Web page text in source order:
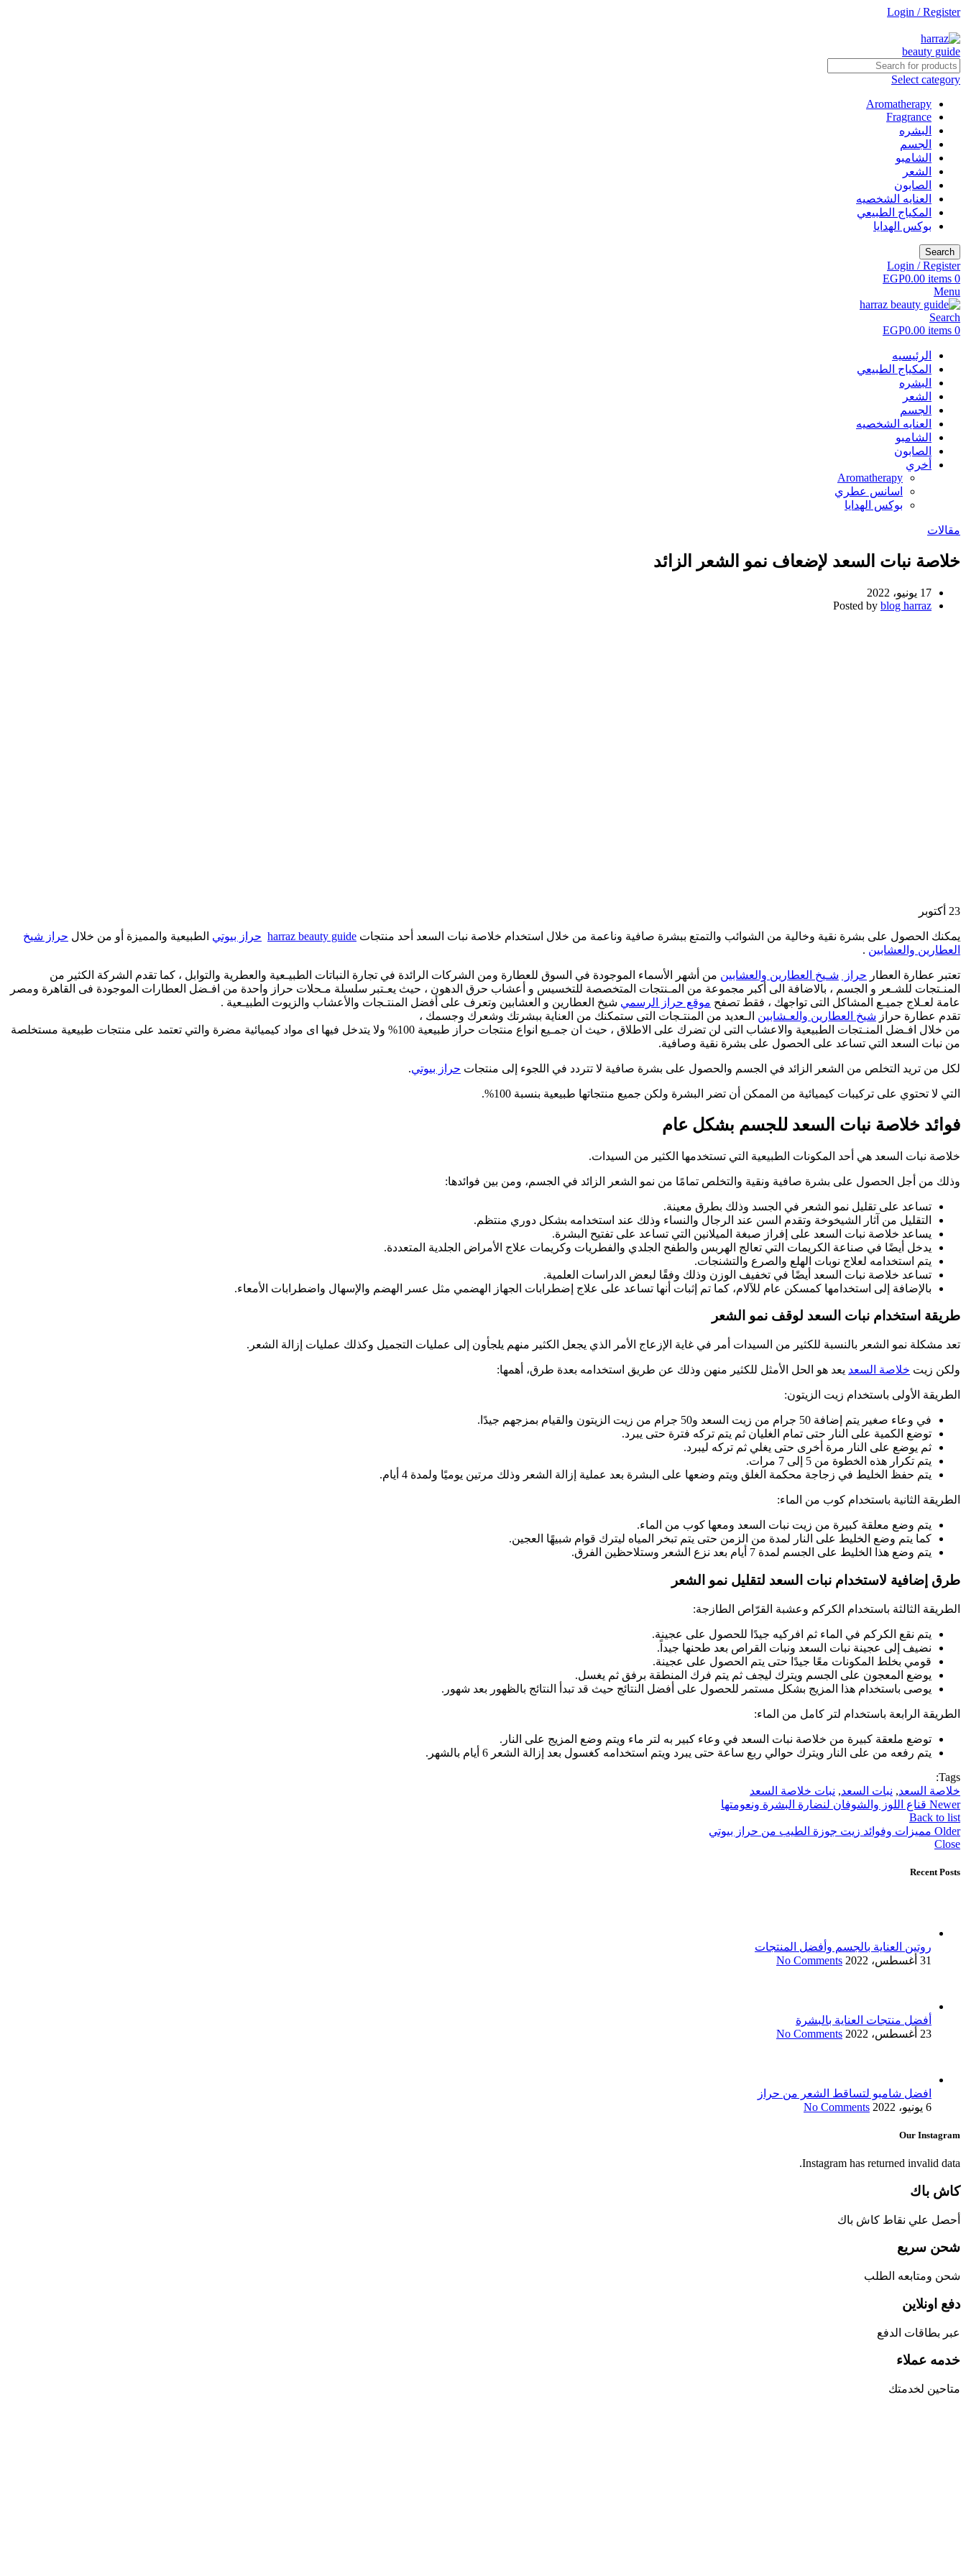
Login / Register
Select category
Aromatherapy
Fragrance
البشره
الجسم
الشامبو
الشعر
الصابون
العنايه الشخصيه
المكياج الطبيعي
بوكس الهدايا
Search
Login / Register
0
items
EGP0.00
Menu
Search
0
items
EGP0.00
الرئيسيه
المكياج الطبيعي
البشره
الشعر
الجسم
العنايه الشخصيه
الشامبو
الصابون
أخري
Aromatherapy
اسانس عطري
بوكس الهدايا
مقالات
خلاصة نبات السعد لإضعاف نمو الشعر الزائد
17 يونيو، 2022
Posted by blog harraz
23 أكتوبر
يمكنك الحصول على بشرة نقية وخالية من الشوائب والتمتع ببشرة صافية وناعمة من خلال استخدام خلاصة نبات السعد أحد منتجات harraz beauty guide حراز بيوتي الطبيعية والمميزة أو من خلال حراز شيخ
العطارين والعشابين .
تعتبر عطارة العطار حراز شـيخ العطارين والعشابين من أشهر الأسماء الموجودة في السوق للعطارة ومن الشركات الرائدة في تجارة النباتات الطبيـعية والعطرية والتوابل ، كما تقدم الشركة الكثير من
المنـتجات للشـعر و الجسم ، بالاضافة الى أكبر مجموعة من المـنتجات المتخصصة للتخسيس و أعشاب حرق الدهون ، حيث يعـتبر سلسلة مـحلات حراز واحدة من افـضل العطارات الموجودة فى القاهرة ومصر
عامة لعـلاج جميـع المشاكل التى تواجهك ، فقط تصفح موقع حراز الرسمي شيخ العطارين و العشابين وتعرف على أفضل المنتـجات والأعشاب والزيوت الطبيـعية .
تقدم عطارة حراز شيخ العطارين والعـشابين الـعديد من المنتـجات التى ستمكنك من العناية ببشرتك وشعرك وجسمك ،
من خلال افـضل المنـتجات الطبيعية والاعشاب التى لن تضرك على الاطلاق ، حيث ان جمـيع انواع منتجات حراز طبيعية 100% ولا يتدخل فيها اى مواد كيميائية مضرة والتي تعتمد على منتجات طبيعية مستخلصة
من نبات السعد التي تساعد على الحصول على بشرة نقية وصافية.
لكل من تريد التخلص من الشعر الزائد في الجسم والحصول على بشرة صافية لا تتردد في اللجوء إلى منتجات حراز بيوتي.
التي لا تحتوي على تركيبات كيميائية من الممكن أن تضر البشرة ولكن جميع منتجاتها طبيعية بنسبة 100%.
فوائد خلاصة نبات السعد للجسم بشكل عام
خلاصة نبات السعد هي أحد المكونات الطبيعية التي تستخدمها الكثير من السيدات.
وذلك من أجل الحصول على بشرة صافية ونقية والتخلص تمامًا من نمو الشعر الزائد في الجسم، ومن بين فوائدها:
تساعد على تقليل نمو الشعر في الجسد وذلك بطرق معينة.
التقليل من آثار الشيخوخة وتقدم السن عند الرجال والنساء وذلك عند استخدامه بشكل دوري منتظم.
يساعد خلاصة نبات السعد على إفراز صبغة الميلانين التي تساعد على تفتيح البشرة.
يدخل أيضًا في صناعة الكريمات التي تعالج الهربس والطفح الجلدي والفطريات وكريمات علاج الأمراض الجلدية المتعددة.
يتم استخدامه لعلاج نوبات الهلع والصرع والتشنجات.
تساعد خلاصة نبات السعد أيضًا في تخفيف الوزن وذلك وفقًا لبعض الدراسات العلمية.
بالإضافة إلى استخدامها كمسكن عام للآلام، كما تم إثبات أنها تساعد على علاج إضطرابات الجهاز الهضمي مثل عسر الهضم والإسهال واضطرابات الأمعاء.
طريقة استخدام نبات السعد لوقف نمو الشعر
تعد مشكلة نمو الشعر بالنسبة للكثير من السيدات أمر في غاية الإزعاج الأمر الذي يجعل الكثير منهم يلجأون إلى عمليات التجميل وكذلك عمليات إزالة الشعر.
ولكن زيت خلاصة السعد يعد هو الحل الأمثل للكثير منهن وذلك عن طريق استخدامه بعدة طرق، أهمها:
الطريقة الأولى باستخدام زيت الزيتون:
في وعاء صغير يتم إضافة 50 جرام من زيت السعد و50 جرام من زيت الزيتون والقيام بمزجهم جيدًا.
توضع الكمية على النار حتى تمام الغليان ثم يتم تركه فترة حتى يبرد.
ثم يوضع على النار مرة أخرى حتى يغلي ثم تركه ليبرد.
يتم تكرار هذه الخطوة من 5 إلى 7 مرات.
يتم حفظ الخليط في زجاجة محكمة الغلق ويتم وضعها على البشرة بعد عملية إزالة الشعر وذلك مرتين يوميًا ولمدة 4 أيام.
الطريقة الثانية باستخدام كوب من الماء:
يتم وضع معلقة كبيرة من زيت نبات السعد ومعها كوب من الماء.
كما يتم وضع الخليط على النار لمدة من الزمن حتى يتم تبخر المياه ليترك قوام شبيهًا العجين.
يتم وضع هذا الخليط على الجسم لمدة 7 أيام بعد نزع الشعر وستلاحظين الفرق.
طرق إضافية لاستخدام نبات السعد لتقليل نمو الشعر
الطريقة الثالثة باستخدام الكركم وعشبة القرّاص الطازجة:
يتم نقع الكركم في الماء ثم افركيه جيدًا للحصول على عجينة.
نضيف إلى عجينة نبات السعد ونبات القراص بعد طحنها جيداً.
قومي بخلط المكونات معًا جيدًا حتى يتم الحصول على عجينة.
يوضع المعجون على الجسم ويترك ليجف ثم يتم فرك المنطقة برفق ثم يغسل.
يوصى باستخدام هذا المزيج بشكل مستمر للحصول على أفضل النتائج حيث قد تبدأ النتائج بالظهور بعد شهور.
الطريقة الرابعة باستخدام لتر كامل من الماء:
توضع ملعقة كبيرة من خلاصة نبات السعد في وعاء كبير به لتر ماء ويتم وضع المزيج على النار.
يتم رفعه من على النار ويترك حوالي ربع ساعة حتى يبرد ويتم استخدامه كغسول بعد إزالة الشعر 6 أيام بالشهر.
Tags:
خلاصة السعد, نبات السعد, نبات خلاصة السعد
Newer قناع اللوز والشوفان لنضارة البشرة ونعومتها
Back to list
Older مميزات وفوائد زيت جوزة الطيب من حراز بيوتي
Close
Recent Posts
روتين العناية بالجسم وأفضل المنتجات
31 أغسطس، 2022
No Comments
أفضل منتجات العناية بالبشرة
23 أغسطس، 2022
No Comments
افضل شامبو لتساقط الشعر من حراز
6 يونيو، 2022
No Comments
Our Instagram
Instagram has returned invalid data.
كاش باك
أحصل علي نقاط كاش باك
شحن سريع
شحن ومتابعه الطلب
دفع اونلاين
عبر بطاقات الدفع
خدمه عملاء
متاحين لخدمتك